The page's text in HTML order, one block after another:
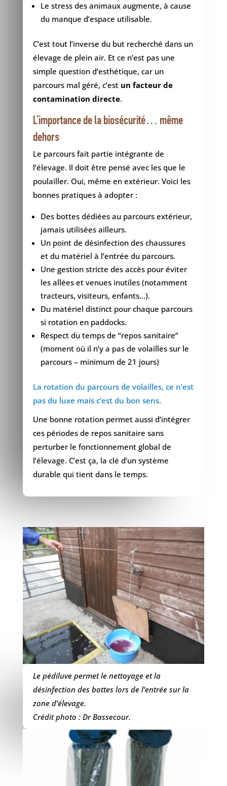
Le stress des animaux augmente, à cause
du manque d’espace utilisable.
C’est tout l’inverse du but recherché dans un
élevage de plein air. Et ce n’est pas une
simple question d’esthétique, car un
parcours mal géré, c’est un facteur de
contamination directe.
L’importance de la biosécurité… même
dehors
Le parcours fait partie intégrante de
l’élevage. Il doit être pensé avec les que le
poulailler. Oui, même en extérieur. Voici les
bonnes pratiques à adopter :
Des bottes dédiées au parcours extérieur,
jamais utilisées ailleurs.
Un point de désinfection des chaussures
et du matériel à l’entrée du parcours.
Une gestion stricte des accès pour éviter
les allées et venues inutiles (notamment
tracteurs, visiteurs, enfants…).
Du matériel distinct pour chaque parcours
si rotation en paddocks.
Respect du temps de “repos sanitaire”
(moment où il n’y a pas de volailles sur le
parcours – minimum de 21 jours)
La rotation du parcours de volailles, ce n’est
pas du luxe mais c’est du bon sens.
Une bonne rotation permet aussi d’intégrer
ces périodes de repos sanitaire sans
perturber le fonctionnement global de
l’élevage. C’est ça, la clé d’un système
durable qui tient dans le temps.
Le pédiluve permet le nettoyage et la
désinfection des bottes lors de l’entrée sur la
zone d’élevage.
Crédit photo : Dr Bassecour.